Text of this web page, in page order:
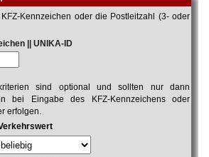
Kennzeichen oder die Postleitzahl (3- oder
|| UNIKA-ID
sind optional und sollten nur dann
bei Eingabe des KFZ-Kennzeichens oder
erfolgen.